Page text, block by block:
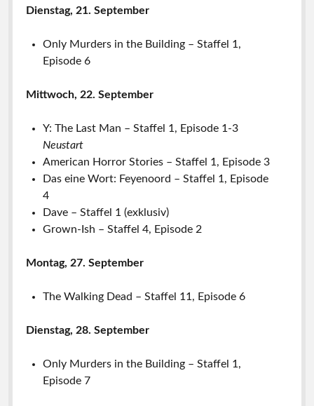
Dienstag, 21. September
Only Murders in the Building – Staffel 1,
Episode 6
Mittwoch, 22. September
Y: The Last Man – Staffel 1, Episode 1-3
Neustart
American Horror Stories – Staffel 1, Episode 3
Das eine Wort: Feyenoord – Staffel 1, Episode
4
Dave – Staffel 1 (exklusiv)
Grown-Ish – Staffel 4, Episode 2
Montag, 27. September
The Walking Dead – Staffel 11, Episode 6
Dienstag, 28. September
Only Murders in the Building – Staffel 1,
Episode 7